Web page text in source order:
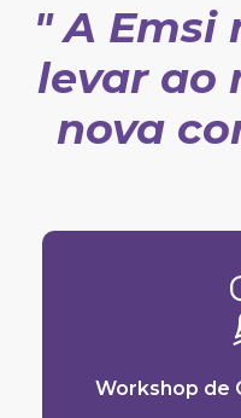
" A Emsi
levar ao
nova
Workshop de